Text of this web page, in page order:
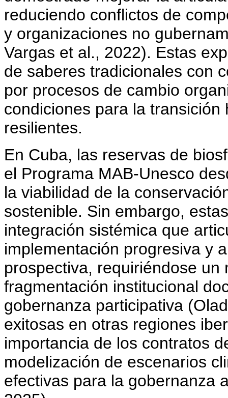
reduciendo conflictos de
y organizaciones no
Vargas et al., 2022). Estas
de saberes tradicionales con
por procesos de cambio
condiciones para la
resilientes.
En Cuba, las reservas de
el Programa MAB-Unesco
la viabilidad de la
sostenible. Sin embargo,
integración sistémica que
implementación progresiva y
prospectiva, requiriéndose
fragmentación institucional
gobernanza participativa
exitosas en otras regiones
importancia de los contratos
modelización de escenarios
efectivas para la gobernanza